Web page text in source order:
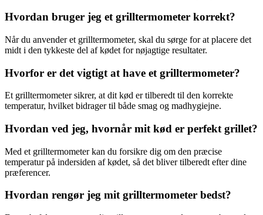
Hvordan bruger jeg et grilltermometer korrekt?
Når du anvender et grilltermometer, skal du sørge for at placere det
midt i den tykkeste del af kødet for nøjagtige resultater.
Hvorfor er det vigtigt at have et grilltermometer?
Et grilltermometer sikrer, at dit kød er tilberedt til den korrekte
temperatur, hvilket bidrager til både smag og madhygiejne.
Hvordan ved jeg, hvornår mit kød er perfekt grillet?
Med et grilltermometer kan du forsikre dig om den præcise
temperatur på indersiden af kødet, så det bliver tilberedt efter dine
præferencer.
Hvordan rengør jeg mit grilltermometer bedst?